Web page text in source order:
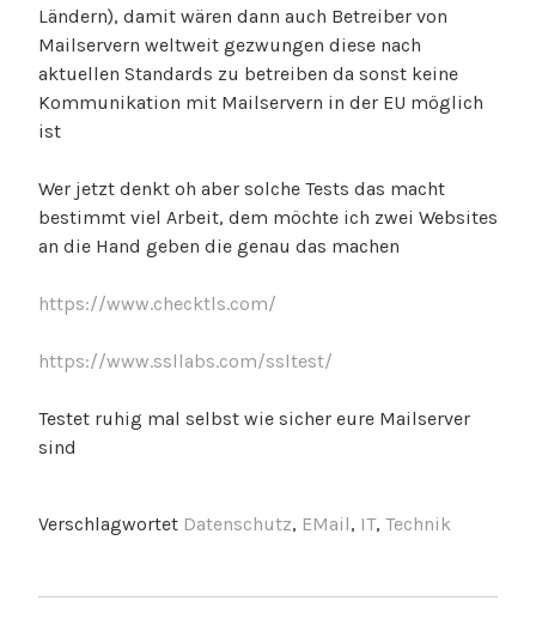
Ländern), damit wären dann auch Betreiber von
Mailservern weltweit gezwungen diese nach
aktuellen Standards zu betreiben da sonst keine
Kommunikation mit Mailservern in der EU möglich
ist
Wer jetzt denkt oh aber solche Tests das macht
bestimmt viel Arbeit, dem möchte ich zwei Websites
an die Hand geben die genau das machen
https://www.checktls.com/
https://www.ssllabs.com/ssltest/
Testet ruhig mal selbst wie sicher eure Mailserver
sind
Verschlagwortet Datenschutz, EMail, IT, Technik